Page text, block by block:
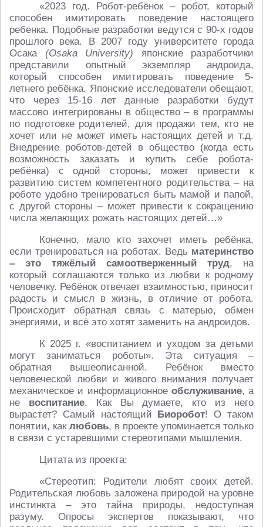
«2023 год. Робот-ребёнок – робот, который
способен имитировать поведение настоящего
ребенка. Подобные разработки ведутся с 90-х годов
прошлого века. В 2007 году университете города
Осака (Osaka University) японские разработчики
представили опытный экземпляр андроида,
который способен имитировать поведение 5-
летнего ребёнка. Японские исследователи обещают,
что через 15-16 лет данные разработки будут
массово интегрированы в общество – в программы
по подготовке родителей, для продажи тем, кто не
хочет или не может иметь настоящих детей и т.д.
Внедрение роботов-детей в общество (когда есть
возможность заказать и купить себе робота-
ребёнка) с одной стороны, может привести к
развитию систем компетентного родительства – на
роботе удобно тренироваться быть мамой и папой,
с другой стороны – может привести к сокращению
числа желающих рожать настоящих детей…»
Конечно, мало кто захочет иметь ребёнка,
если тренироваться на роботах. Ведь материнство
– это тяжёлый самоотверженный труд, на
который соглашаются только из любви к родному
человечку. Ребёнок отвечает взаимностью, приносит
радость и смысл в жизнь, в отличие от робота.
Происходит обратная связь с матерью, обмен
энергиями, и всё это хотят заменить на андроидов.
К 2025 г. «воспитанием и уходом за детьми
могут заниматься роботы». Эта ситуация –
обратная вышеописанной. Ребёнок вместо
человеческой любви и живого внимания получает
механическое и информационное обслуживание, а
не воспитание. Как Вы думаете, кто из него
вырастет? Самый настоящий Биоробот! О таком
понятии, как любовь, в проекте упоминается только
в связи с устаревшими стереотипами мышления.
Цитата из проекта:
«Стереотип: Родители любят своих детей.
Родительская любовь заложена природой на уровне
инстинкта – это тайна природы, недоступная
разуму. Опросы экспертов показывают, что